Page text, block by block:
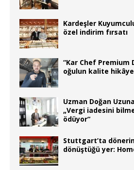
Kardeşler
özel indirim fırsatı
“Kar Chef Premium
oğulun kalite
Uzman Doğan
„Vergi iadesini
ödüyor“
Stuttgart’ta
dönüştüğü yer: